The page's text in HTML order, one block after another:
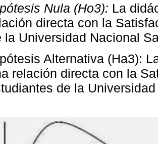
Nula (Ho3): La
directa con la
la Universidad Nacional
Alternativa (Ha3):
relación directa con la
de la